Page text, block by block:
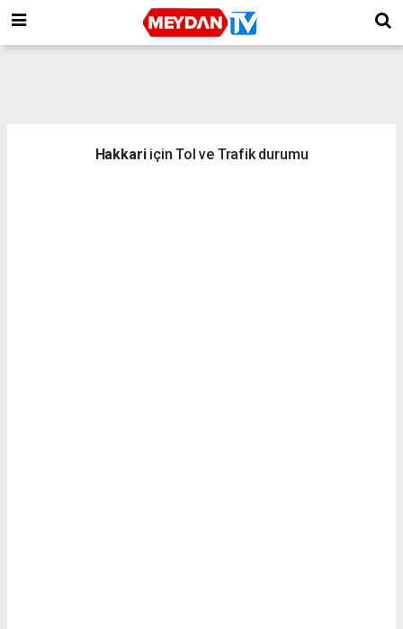
Hakkari için Tol ve Trafik durumu